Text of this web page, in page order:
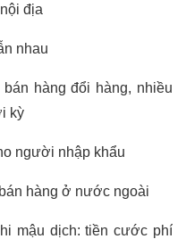
địa
nhau
hàng đổi hàng, nhiều
kỳ
người nhập khẩu
hàng ở nước ngoài
mậu dịch: tiền cước phí